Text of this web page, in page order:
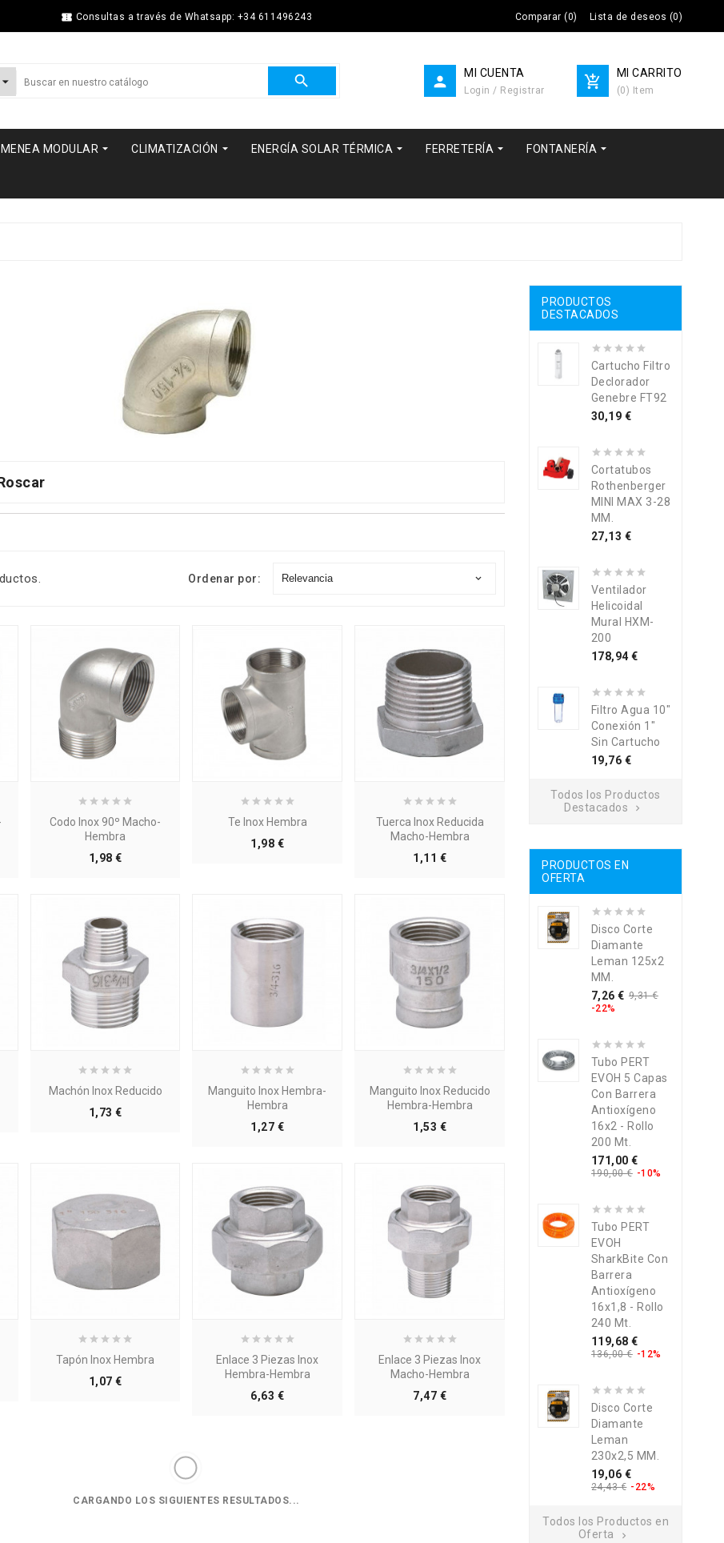
 Consultas a través de Whatsapp: +34 611496243 Comparar (0) Lista de deseos (0)
 
MI CUENTA
Login / Registrar 
MI CARRITO
(0) Item
MODULAR  CLIMATIZACIÓN  ENERGÍA SOLAR TÉRMICA  FERRETERÍA  FONTANERÍA 
200 Mt.
Disco Corte Diamante
5,92 € 7,59 € -22%
Ordenar por: Relevancia 
Codo Inox 90º Macho-
Hembra
1,98 €Precio
Te Inox Hembra
1,98 €Precio
Tuerca Inox Reducida
Macho-Hembra
1,11 €Precio
Machón Inox Reducido
1,73 €Precio
Manguito Inox Hembra-
Hembra
1,27 €Precio
Manguito Inox Reducido
Hembra-Hembra
1,53 €Precio
Tapón Inox Hembra
1,07 €Precio
Enlace 3 Piezas Inox
Hembra-Hembra
6,63 €Precio
Enlace 3 Piezas Inox
Macho-Hembra
7,47 €Precio
CARGANDO LOS SIGUIENTES RESULTADOS...
PRODUCTOS
DESTACADOS
Cartucho Filtro
Declorador
Genebre FT92
Precio
30,19 €
Cortatubos
Rothenberger
MINI MAX 3-28
MM.
Precio
27,13 €
Ventilador
Helicoidal
Mural HXM-
200
Precio
178,94 €
Filtro Agua 10"
Conexión 1"
Sin Cartucho
Precio
19,76 €
Todos los Productos
Destacados

PRODUCTOS EN
OFERTA
Disco Corte
Diamante
Leman 125x2
MM.
7,26 € 9,31 €
-22%
Tubo PERT
EVOH 5 Capas
Con Barrera
Antioxígeno
16x2 - Rollo
200 Mt.
171,00 €
base
190,00 € -10%
Tubo PERT
EVOH
SharkBite Con
Barrera
Antioxígeno
16x1,8 - Rollo
240 Mt.
119,68 €
base
136,00 € -12%
Disco Corte
Diamante
Leman
230x2,5 MM.
19,06 €
base
24,43 € -22%
Todos los Productos en
Oferta
